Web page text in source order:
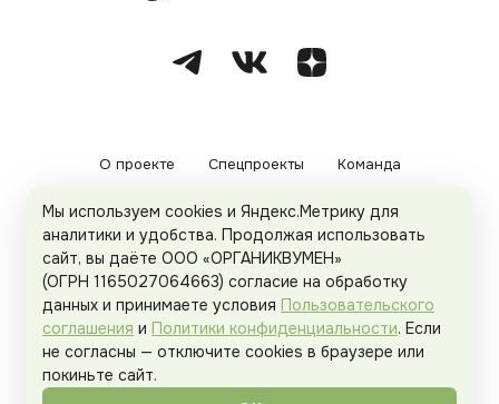
О проекте Спецпроекты Команда
Рекламодателям Политика конфиденциальности
Пользовательское соглашение
Organicwoman.ru . Все права защищены.
Мы используем cookies и Яндекс.Метрику для
аналитики и удобства. Продолжая использовать
сайт, вы даёте ООО «ОРГАНИКВУМЕН»
(ОГРН 1165027064663) согласие на обработку
данных и принимаете условия Пользовательского
соглашения и Политики конфиденциальности. Если
не согласны — отключите cookies в браузере или
покиньте сайт.